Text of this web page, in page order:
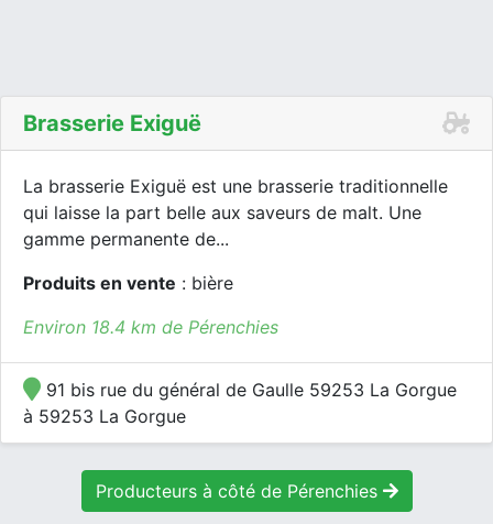
Brasserie Exiguë
La brasserie Exiguë est une brasserie traditionnelle
qui laisse la part belle aux saveurs de malt. Une
gamme permanente de...
Produits en vente : bière
Environ 18.4 km de Pérenchies
91 bis rue du général de Gaulle 59253 La Gorgue
à 59253 La Gorgue
Producteurs à côté de Pérenchies